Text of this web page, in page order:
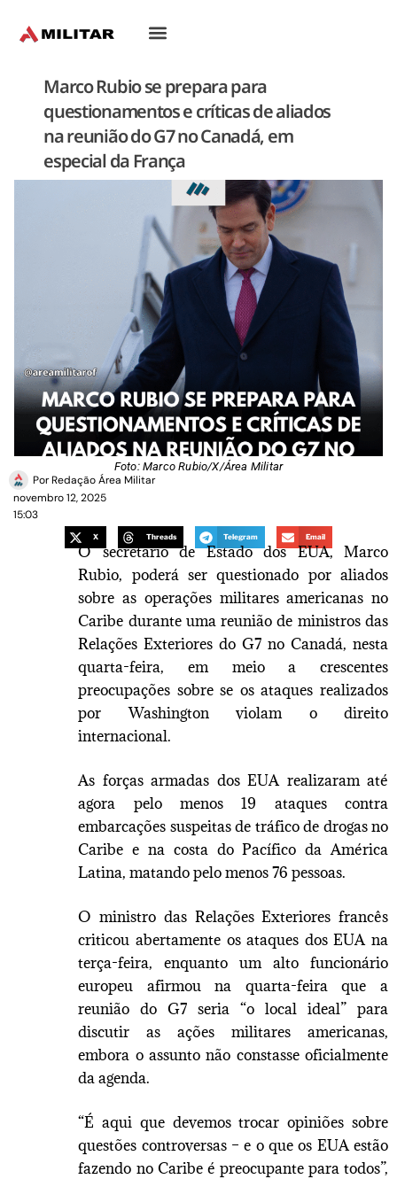
Marco Rubio se prepara para
questionamentos e críticas de aliados
na reunião do G7 no Canadá, em
especial da França
Foto: Marco Rubio/X/Área Militar
PorRedação Área Militar
novembro 12, 2025
15:03
X Threads Telegram Email
O secretário de Estado dos EUA, Marco
Rubio, poderá ser questionado por aliados
sobre as operações militares americanas no
Caribe durante uma reunião de ministros das
Relações Exteriores do G7 no Canadá, nesta
quarta-feira, em meio a crescentes
preocupações sobre se os ataques realizados
por Washington violam o direito
internacional.
As forças armadas dos EUA realizaram até
agora pelo menos 19 ataques contra
embarcações suspeitas de tráfico de drogas no
Caribe e na costa do Pacífico da América
Latina, matando pelo menos 76 pessoas.
O ministro das Relações Exteriores francês
criticou abertamente os ataques dos EUA na
terça-feira, enquanto um alto funcionário
europeu afirmou na quarta-feira que a
reunião do G7 seria “o local ideal” para
discutir as ações militares americanas,
embora o assunto não constasse oficialmente
da agenda.
“É aqui que devemos trocar opiniões sobre
questões controversas – e o que os EUA estão
fazendo no Caribe é preocupante para todos”,